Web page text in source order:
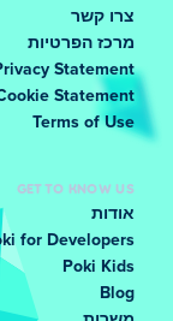
צרו קשר
מרכז הפרטיות
Statement
Statement
Terms of Use
GET TO KNOW US
אודות
for Developers
Poki Kids
Blog